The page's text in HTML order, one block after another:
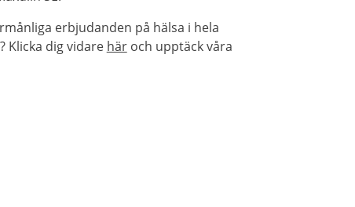
erbjudanden på hälsa i hela
Klicka dig vidare häroch upptäck våra